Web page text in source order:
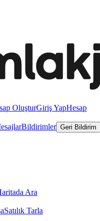
OluşturGiriş YapHesap
Bildirimler Geri Bildirim
Ara
Satılık Tarla